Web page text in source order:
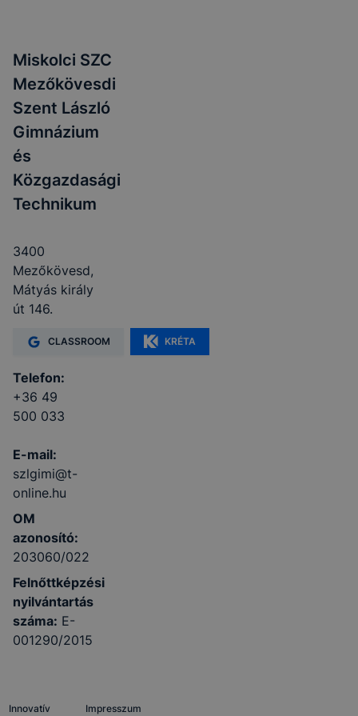
Miskolci SZC
Mezőkövesdi
Szent László
Gimnázium
és
Közgazdasági
Technikum
3400
Mezőkövesd,
Mátyás király
út 146.
CLASSROOM KRÉTA
Telefon:
+36 49
500 033
E-mail:
szlgimi@t-
online.hu
OM
azonosító:
203060/022
Felnőttképzési
nyilvántartás
száma: E-
001290/2015
Innovatív
Impresszum